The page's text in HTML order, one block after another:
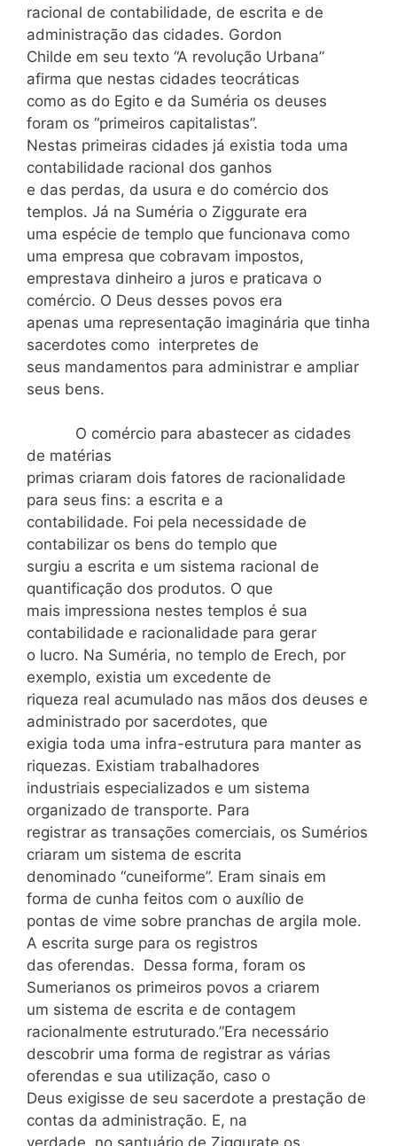
racional de contabilidade, de escrita e de
administração das cidades. Gordon
Childe em seu texto “A revolução Urbana”
afirma que nestas cidades teocráticas
como as do Egito e da Suméria os deuses
foram os “primeiros capitalistas”.
Nestas primeiras cidades já existia toda uma
contabilidade racional dos ganhos
e das perdas, da usura e do comércio dos
templos. Já na Suméria o Ziggurate era
uma espécie de templo que funcionava como
uma empresa que cobravam impostos,
emprestava dinheiro a juros e praticava o
comércio. O Deus desses povos era
apenas uma representação imaginária que tinha
sacerdotes como interpretes de
seus mandamentos para administrar e ampliar
seus bens.
O comércio para abastecer as cidades
de matérias
primas criaram dois fatores de racionalidade
para seus fins: a escrita e a
contabilidade. Foi pela necessidade de
contabilizar os bens do templo que
surgiu a escrita e um sistema racional de
quantificação dos produtos. O que
mais impressiona nestes templos é sua
contabilidade e racionalidade para gerar
o lucro. Na Suméria, no templo de Erech, por
exemplo, existia um excedente de
riqueza real acumulado nas mãos dos deuses e
administrado por sacerdotes, que
exigia toda uma infra-estrutura para manter as
riquezas. Existiam trabalhadores
industriais especializados e um sistema
organizado de transporte. Para
registrar as transações comerciais, os Sumérios
criaram um sistema de escrita
denominado “cuneiforme”. Eram sinais em
forma de cunha feitos com o auxílio de
pontas de vime sobre pranchas de argila mole.
A escrita surge para os registros
das oferendas. Dessa forma, foram os
Sumerianos os primeiros povos a criarem
um sistema de escrita e de contagem
racionalmente estruturado.”Era necessário
descobrir uma forma de registrar as várias
oferendas e sua utilização, caso o
Deus exigisse de seu sacerdote a prestação de
contas da administração. E, na